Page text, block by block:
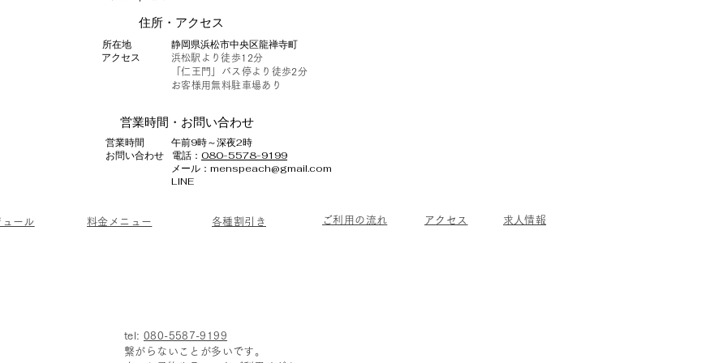
​住所・アクセス
​所在地
アクセス
​静岡県浜松市中央区龍禅寺町
​浜松駅より徒歩12分
「仁王門」バス停より徒歩2分
お客様用無料駐車場あり
営業時間・お問い合わせ
​営業時間
​お問い合わせ
午前9時～深夜2時
電話： 080-5578-9199
​メール： menspeach@gmail.com
LINE
ール 料金メニュー 各種割引き ご利用の流れ アクセス ​求人情報
tel: 080-5587-9199
繋がらないことが多いです。